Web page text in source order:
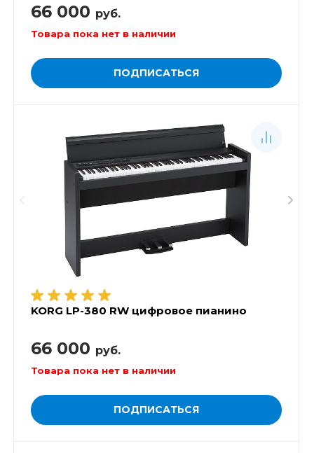
66 000 руб.
Товара пока нет в наличии
ПОДПИСАТЬСЯ
KORG LP-380 RW цифровое пианино
66 000 руб.
Товара пока нет в наличии
ПОДПИСАТЬСЯ